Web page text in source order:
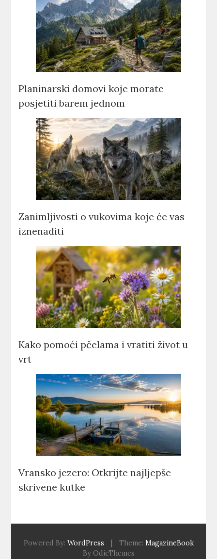
Planinarski domovi koje morate
posjetiti barem jednom
Zanimljivosti o vukovima koje će vas
iznenaditi
Kako pomoći pčelama i vratiti život u
vrt
Vransko jezero: Otkrijte najljepše
skrivene kutke
Powered By: WordPress Theme: MagazineBook
By OdieThemes